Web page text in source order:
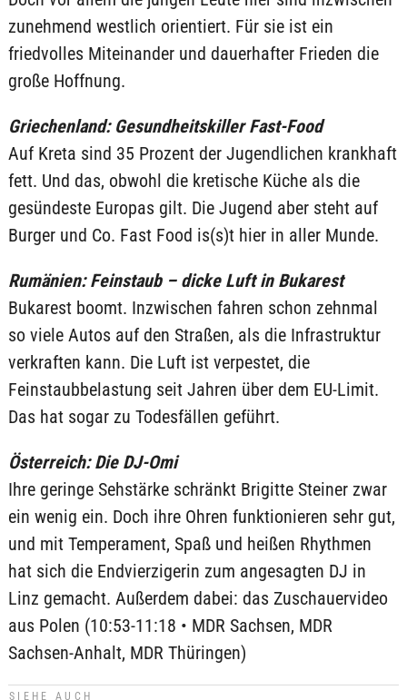
zunehmend westlich orientiert. Für sie ist ein
friedvolles Miteinander und dauerhafter Frieden die
große Hoffnung.
Griechenland: Gesundheitskiller Fast-Food
Auf Kreta sind 35 Prozent der Jugendlichen krankhaft
fett. Und das, obwohl die kretische Küche als die
gesündeste Europas gilt. Die Jugend aber steht auf
Burger und Co. Fast Food is(s)t hier in aller Munde.
Rumänien: Feinstaub – dicke Luft in Bukarest
Bukarest boomt. Inzwischen fahren schon zehnmal
so viele Autos auf den Straßen, als die Infrastruktur
verkraften kann. Die Luft ist verpestet, die
Feinstaubbelastung seit Jahren über dem EU-Limit.
Das hat sogar zu Todesfällen geführt.
Österreich: Die DJ-Omi
Ihre geringe Sehstärke schränkt Brigitte Steiner zwar
ein wenig ein. Doch ihre Ohren funktionieren sehr gut,
und mit Temperament, Spaß und heißen Rhythmen
hat sich die Endvierzigerin zum angesagten DJ in
Linz gemacht. Außerdem dabei: das Zuschauervideo
aus Polen (10:53-11:18 • MDR Sachsen, MDR
Sachsen-Anhalt, MDR Thüringen)
SIEHE AUCH